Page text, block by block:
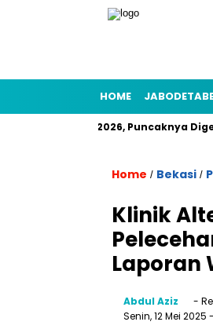
HOME
HUT RI 2026, Puncaknya Digelar
Home / Bekasi /
Klinik
Laporan
Abdul Aziz
-
Senin, 12 Mei 2025